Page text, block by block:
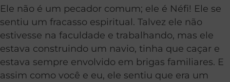
Ele não é um pecador comum; ele é Néfi! Ele se
sentiu um fracasso espiritual. Talvez ele não
estivesse na faculdade e trabalhando, mas ele
estava construindo um navio, tinha que caçar e
estava sempre envolvido em brigas familiares. E
assim como você e eu, ele sentiu que era um